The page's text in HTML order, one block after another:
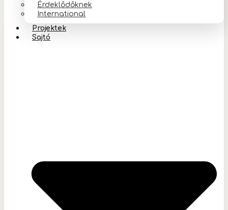
Érdeklődőknek
International
Projektek
Sajtó